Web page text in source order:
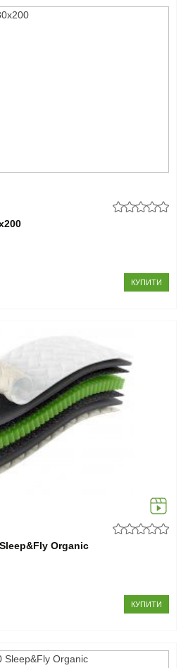
КУПИТИ
Organic
КУПИТИ